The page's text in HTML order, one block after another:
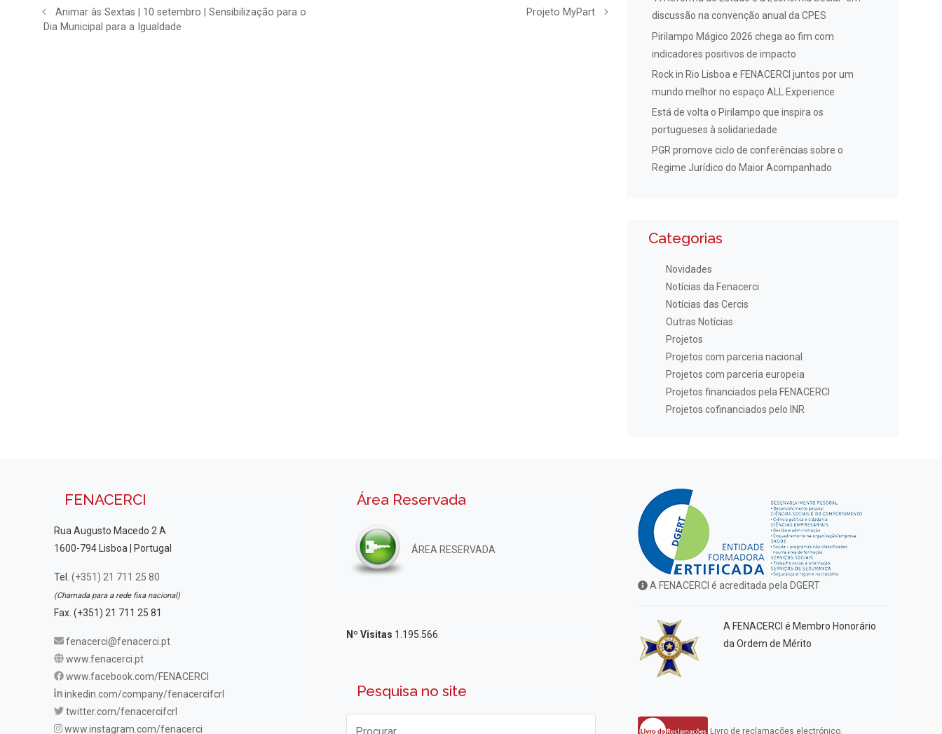
Animar às Sextas | 10 setembro | Sensibilização para o
Dia Municipal para a Igualdade
Projeto MyPart
discussão na convenção anual da CPES
Pirilampo Mágico 2026 chega ao fim com
indicadores positivos de impacto
Rock in Rio Lisboa e FENACERCI juntos por um
mundo melhor no espaço ALL Experience
Está de volta o Pirilampo que inspira os
portugueses à solidariedade
PGR promove ciclo de conferências sobre o
Regime Jurídico do Maior Acompanhado
Categorias
Novidades
Notícias da Fenacerci
Notícias das Cercis
Outras Notícias
Projetos
Projetos com parceria nacional
Projetos com parceria europeia
Projetos financiados pela FENACERCI
Projetos cofinanciados pelo INR
FENACERCI
Rua Augusto Macedo 2 A
1600-794 Lisboa | Portugal
Tel. (+351) 21 711 25 80
(Chamada para a rede fixa nacional)
Fax. (+351) 21 711 25 81
fenacerci@fenacerci.pt
www.fenacerci.pt
www.facebook.com/FENACERCI
inkedin.com/company/fenacercifcrl
twitter.com/fenacercifcrl
www.instagram.com/fenacerci
Área Reservada
ÁREA RESERVADA
Nº Visitas 1.195.566
Pesquisa no site
A FENACERCI é acreditada pela DGERT
A FENACERCI é Membro Honorário
da Ordem de Mérito
Livro de reclamações electrónico.